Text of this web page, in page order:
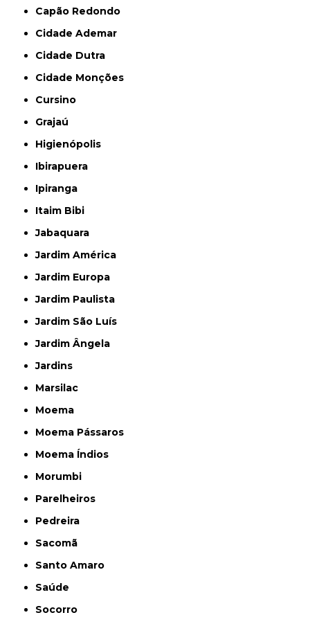
Capão Redondo
Cidade Ademar
Cidade Dutra
Cidade Monções
Cursino
Grajaú
Higienópolis
Ibirapuera
Ipiranga
Itaim Bibi
Jabaquara
Jardim América
Jardim Europa
Jardim Paulista
Jardim São Luís
Jardim Ângela
Jardins
Marsilac
Moema
Moema Pássaros
Moema Índios
Morumbi
Parelheiros
Pedreira
Sacomã
Santo Amaro
Saúde
Socorro